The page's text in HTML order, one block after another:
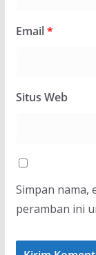
Email*
Situs Web
Simpan nama,
peramban ini